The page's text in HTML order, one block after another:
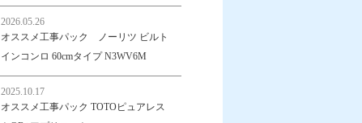
2026.05.26
オススメ工事パック ノーリツ ビルト
インコンロ 60cmタイプ N3WV6M
2025.10.17
オススメ工事パック TOTOピュアレス